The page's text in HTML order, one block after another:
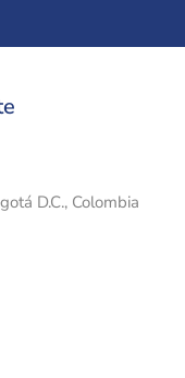
D.C., Colombia